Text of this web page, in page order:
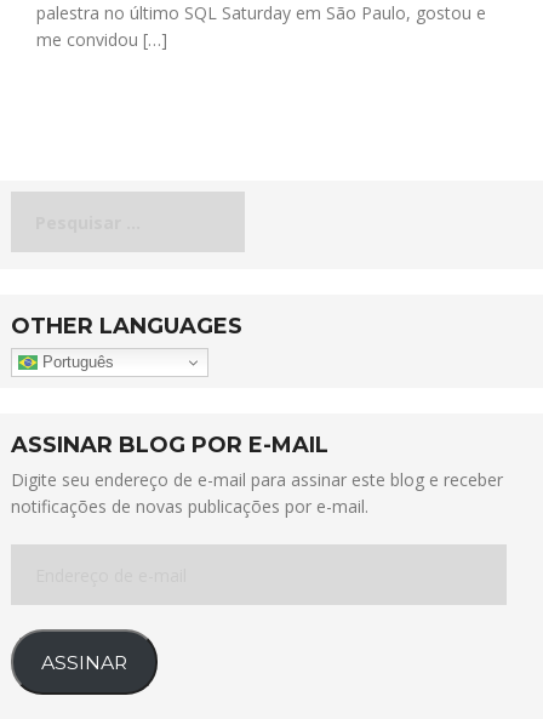
palestra no último SQL Saturday em São Paulo, gostou e
me convidou […]
OTHER LANGUAGES
Português
ASSINAR BLOG POR E-MAIL
Digite seu endereço de e-mail para assinar este blog e receber
notificações de novas publicações por e-mail.
e-
mail
ASSINAR